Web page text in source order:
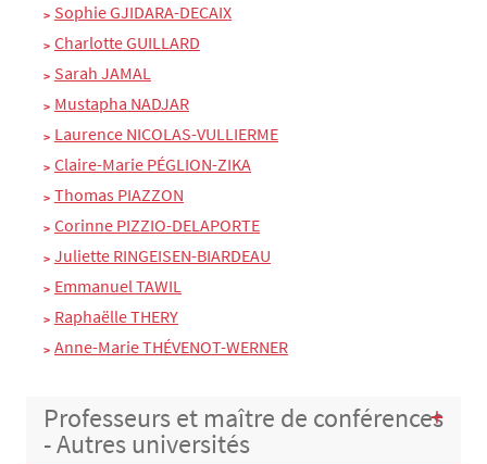
Sophie GJIDARA-DECAIX
Charlotte GUILLARD
Sarah JAMAL
Mustapha NADJAR
Laurence NICOLAS-VULLIERME
Claire-Marie PÉGLION-ZIKA
Thomas PIAZZON
Corinne PIZZIO-DELAPORTE
Juliette RINGEISEN-BIARDEAU
Emmanuel TAWIL
Raphaëlle THERY
Anne-Marie THÉVENOT-WERNER
Professeurs et maître de conférences
- Autres universités